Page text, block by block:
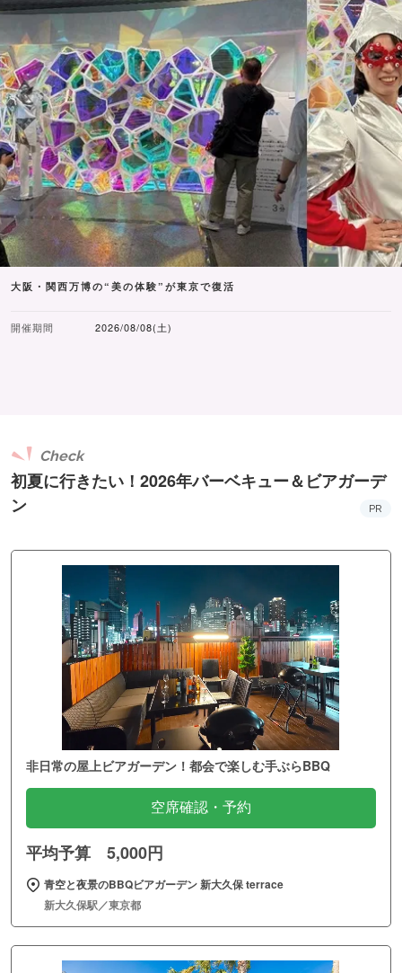
大阪・関西万博の“美の体験”が東京で復活
開催期間 2026/08/08(土)
初夏に行きたい！2026年バーベキュー＆ビアガーデ
ン
Check
PR
非日常の屋上ビアガーデン！都会で楽しむ手ぶらBBQ
空席確認・予約
平均予算 5,000円
青空と夜景のBBQビアガーデン 新大久保 terrace
新大久保駅／東京都